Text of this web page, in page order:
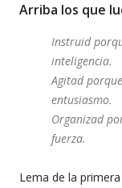
Arriba los que
Instruid
inteligencia.
Agitad
entusiasmo.
Organizad
fuerza.
Lema de la